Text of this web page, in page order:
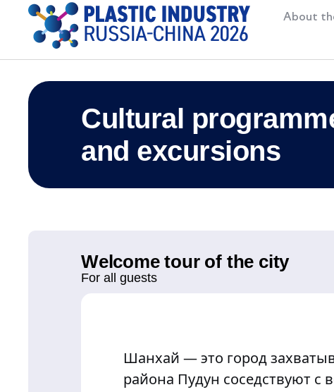
About
Cultural
and excursions
Welcome tour of the city
For all guests
Шанхай — это город
района Пудун соседствуют